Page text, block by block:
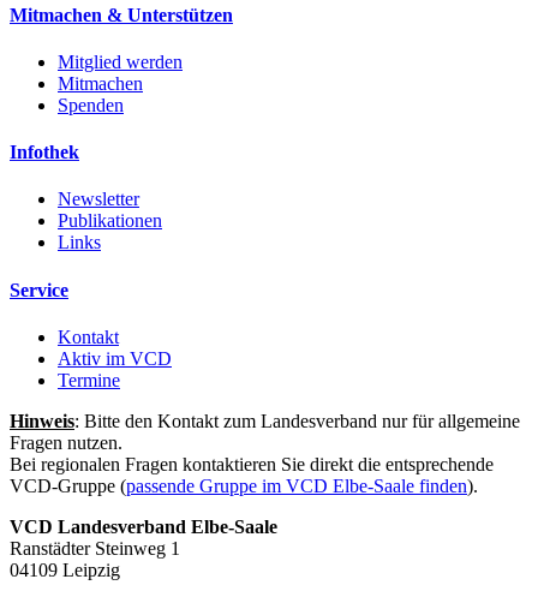
Mitmachen & Unterstützen
Mitglied werden
Mitmachen
Spenden
Infothek
Newsletter
Publikationen
Links
Service
Kontakt
Aktiv im VCD
Termine
Hinweis: Bitte den Kontakt zum Landesverband nur für allgemeine
Fragen nutzen.
Bei regionalen Fragen kontaktieren Sie direkt die entsprechende
VCD-Gruppe (passende Gruppe im VCD Elbe-Saale finden).
VCD Landesverband Elbe-Saale
Ranstädter Steinweg 1
04109 Leipzig